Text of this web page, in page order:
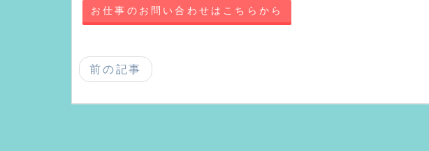
お仕事のお問い合わせはこちらから
前の記事